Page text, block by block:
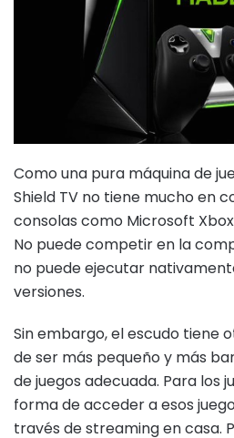
Como una pura máquina de
Shield TV no tiene mucho en
consolas como Microsoft
No puede competir en la
no puede ejecutar
versiones.
Sin embargo, el escudo tiene
de ser más pequeño y más
de juegos adecuada. Para los
forma de acceder a esos
través de streaming en casa.